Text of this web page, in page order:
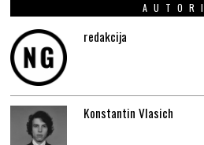
AUTORI
redakcija
Konstantin Vlasich